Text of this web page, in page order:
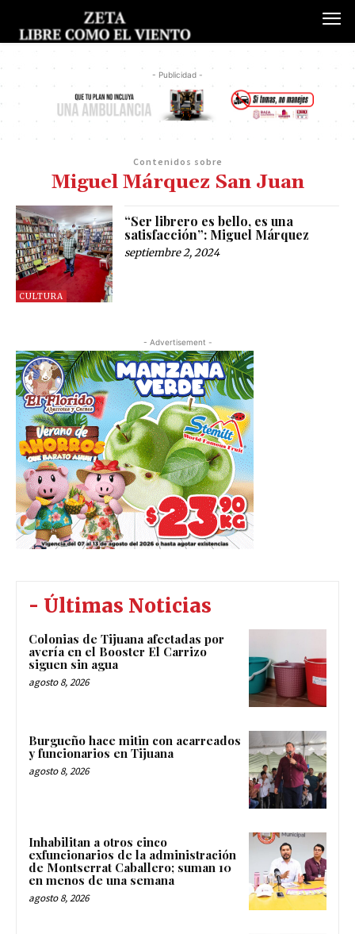
- Publicidad -
Contenidos sobre
Miguel Márquez San Juan
CULTURA
“Ser librero es bello, es una
satisfacción”: Miguel Márquez
septiembre 2, 2024
- Advertisement -
- Últimas Noticias
Colonias de Tijuana afectadas por
avería en el Booster El Carrizo
siguen sin agua
agosto 8, 2026
Burgueño hace mitin con acarreados
y funcionarios en Tijuana
agosto 8, 2026
Inhabilitan a otros cinco
exfuncionarios de la administración
de Montserrat Caballero; suman 10
en menos de una semana
agosto 8, 2026